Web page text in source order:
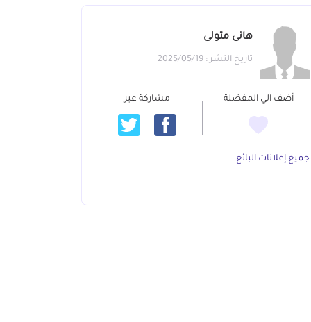
هانى متولى
تاريخ النشر : 2025/05/19
أضف الي المفضلة مشاركة عبر
جميع إعلانات البائع